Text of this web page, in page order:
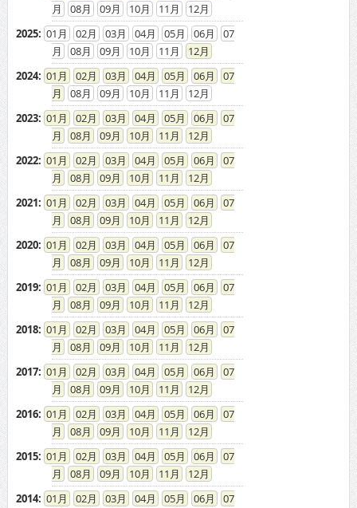
08
09 10 11
12
2025: 01 02 03 04 05 06
07
08
09 10 11
12
2024: 01 02 03 04 05 06
07
08
09 10 11
12
2023: 01 02 03 04 05 06
07
08
09 10 11
12
2022: 01 02 03 04 05 06
07
08
09 10 11
12
2021: 01 02 03 04 05 06
07
08
09 10 11
12
2020: 01 02 03 04 05 06
07
08
09 10 11
12
2019: 01 02 03 04 05 06
07
08
09 10 11
12
2018: 01 02 03 04 05 06
07
08
09 10 11
12
2017: 01 02 03 04 05 06
07
08
09 10 11
12
2016: 01 02 03 04 05 06
07
08
09 10 11
12
2015: 01 02 03 04 05 06
07
08
09 10 11
12
2014: 01 02 03 04 05 06
07